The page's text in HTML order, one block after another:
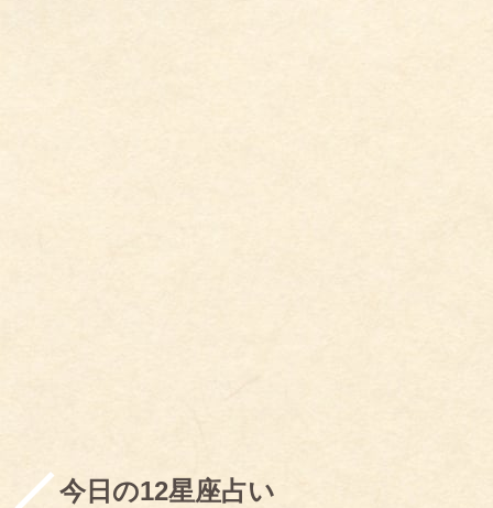
今日の12星座占い